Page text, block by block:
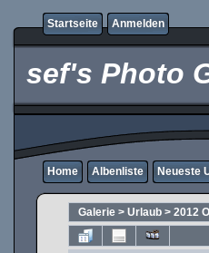
Startseite Anmelden
sef's Photo
Home Albenliste Neueste
Galerie > Urlaub > 2012